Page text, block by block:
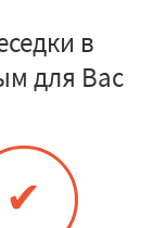
в
для Вас
✔